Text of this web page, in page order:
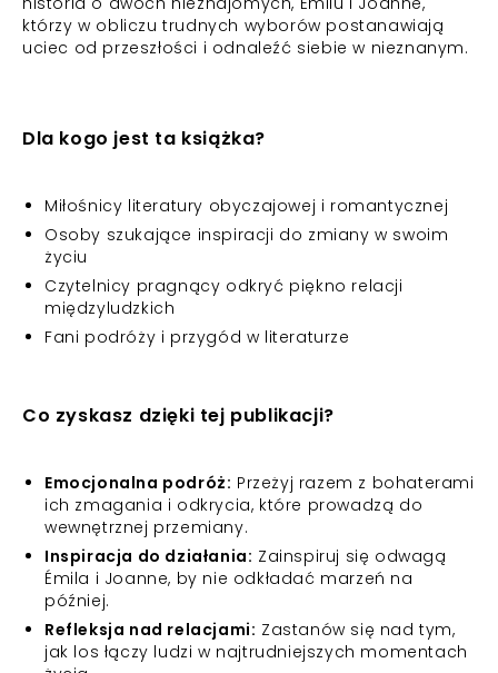
którzy w obliczu trudnych wyborów postanawiają
uciec od przeszłości i odnaleźć siebie w nieznanym.
Dla kogo jest ta książka?
Miłośnicy literatury obyczajowej i romantycznej
Osoby szukające inspiracji do zmiany w swoim
życiu
Czytelnicy pragnący odkryć piękno relacji
międzyludzkich
Fani podróży i przygód w literaturze
Co zyskasz dzięki tej publikacji?
Emocjonalna podróż: Przeżyj razem z bohaterami
ich zmagania i odkrycia, które prowadzą do
wewnętrznej przemiany.
Inspiracja do działania: Zainspiruj się odwagą
Émila i Joanne, by nie odkładać marzeń na
później.
Refleksja nad relacjami: Zastanów się nad tym,
jak los łączy ludzi w najtrudniejszych momentach